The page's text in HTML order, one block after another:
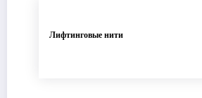
Лифтинговые нити